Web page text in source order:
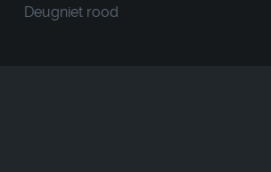
Deugniet rood